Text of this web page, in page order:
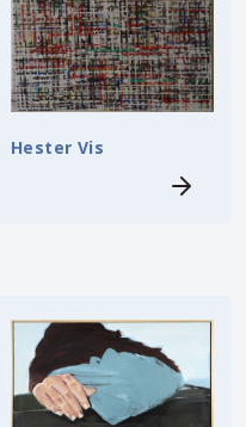
Hester Vis